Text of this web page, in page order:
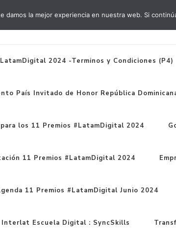
2024 -Terminos y Condiciones (P4)
País Invitado de Honor República
los 11 Premios #LatamDigital 2024
11 Premios #LatamDigital 2024
11 Premios #LatamDigital Junio 2024
Escuela Digital : SyncSkills
damos la mejor experiencia en nuestra web. Si